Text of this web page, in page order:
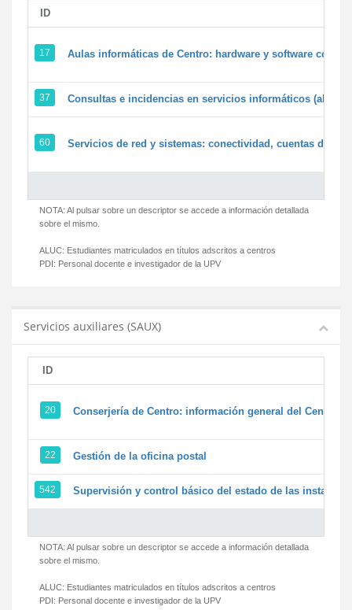
ID
17 Aulas informáticas de Centro: hardware y software
37 Consultas e incidencias en servicios informáticos
60 Servicios de red y sistemas: conectividad, cuentas de
NOTA: Al pulsar sobre un descriptor se accede a información detallada
sobre el mismo.
ALUC: Estudiantes matriculados en títulos adscritos a centros
PDI: Personal docente e investigador de la UPV
Servicios auxiliares (SAUX)
ID
20 Conserjería de Centro: información general del Centro y
22 Gestión de la oficina postal
542 Supervisión y control básico del estado de las
NOTA: Al pulsar sobre un descriptor se accede a información detallada
sobre el mismo.
ALUC: Estudiantes matriculados en títulos adscritos a centros
PDI: Personal docente e investigador de la UPV